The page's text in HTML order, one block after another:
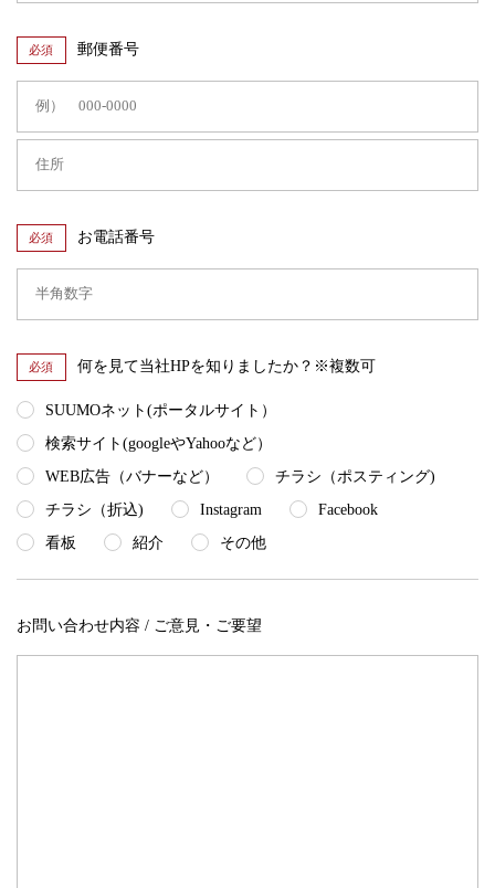
必須 郵便番号
必須 お電話番号
必須 何を見て当社HPを知りましたか？※複数可
SUUMOネット(ポータルサイト）
検索サイト(googleやYahooなど）
WEB広告（バナーなど）
チラシ（ポスティング)
チラシ（折込)
Instagram
Facebook
看板
紹介 その他
お問い合わせ内容 / ご意見・ご要望